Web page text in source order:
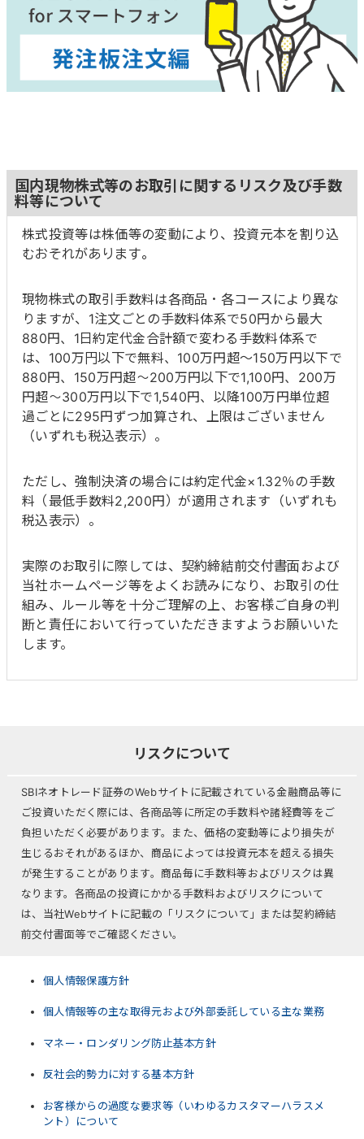
国内現物株式等のお取引に関するリスク及び手数
料等について
株式投資等は株価等の変動により、投資元本を割り込
むおそれがあります。
現物株式の取引手数料は各商品・各コースにより異な
りますが、1注文ごとの手数料体系で50円から最大
880円、1日約定代金合計額で変わる手数料体系で
は、100万円以下で無料、100万円超～150万円以下で
880円、150万円超～200万円以下で1,100円、200万
円超～300万円以下で1,540円、以降100万円単位超
過ごとに295円ずつ加算され、上限はございません
（いずれも税込表示）。
ただし、強制決済の場合には約定代金×1.32％の手数
料（最低手数料2,200円）が適用されます（いずれも
税込表示）。
実際のお取引に際しては、契約締結前交付書面および
当社ホームページ等をよくお読みになり、お取引の仕
組み、ルール等を十分ご理解の上、お客様ご自身の判
断と責任において行っていただきますようお願いいた
します。
リスクについて
SBIネオトレード証券のWebサイトに記載されている金融商品等に
ご投資いただく際には、各商品等に所定の手数料や諸経費等をご
負担いただく必要があります。また、価格の変動等により損失が
生じるおそれがあるほか、商品によっては投資元本を超える損失
が発生することがあります。商品毎に手数料等およびリスクは異
なります。各商品の投資にかかる手数料およびリスクについて
は、当社Webサイトに記載の「リスクについて」または契約締結
前交付書面等でご確認ください。
個人情報保護方針
個人情報等の主な取得元および外部委託している主な業務
マネー・ロンダリング防止基本方針
反社会的勢力に対する基本方針
お客様からの過度な要求等（いわゆるカスタマーハラスメ
ント）について